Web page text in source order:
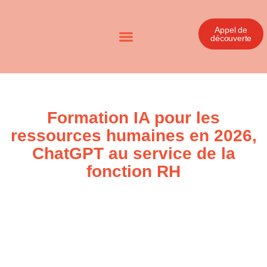
Appel de
découverte
Formation IA pour les
ressources humaines en 2026,
ChatGPT au service de la
fonction RH